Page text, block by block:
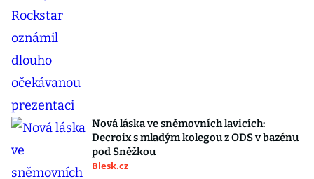
Nová láska ve sněmovních lavicích:
Decroix s mladým kolegou z ODS v bazénu
pod Sněžkou
Blesk.cz